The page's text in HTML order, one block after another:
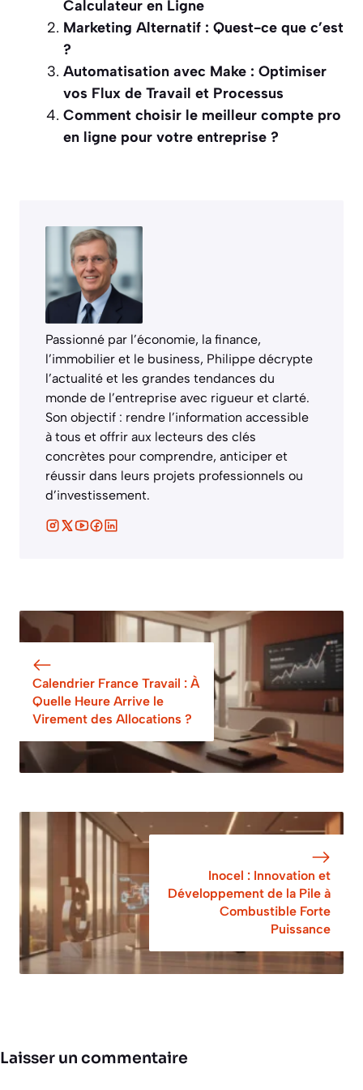
Calculateur en Ligne
Marketing Alternatif : Quest-ce que c’est
?
Automatisation avec Make : Optimiser
vos Flux de Travail et Processus
Comment choisir le meilleur compte pro
en ligne pour votre entreprise ?
Passionné par l’économie, la finance,
l’immobilier et le business, Philippe décrypte
l’actualité et les grandes tendances du
monde de l’entreprise avec rigueur et clarté.
Son objectif : rendre l’information accessible
à tous et offrir aux lecteurs des clés
concrètes pour comprendre, anticiper et
réussir dans leurs projets professionnels ou
d’investissement.
Calendrier France Travail : À
Quelle Heure Arrive le
Virement des Allocations ?
Inocel : Innovation et
Développement de la Pile à
Combustible Forte
Puissance
Laisser un commentaire